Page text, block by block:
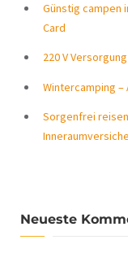
Günstig campen
Card
220 V
Wintercamping –
Sorgenfrei
Neueste